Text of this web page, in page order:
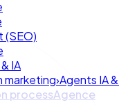
(SEO)
IA
marketing›Agents IA
processAgence